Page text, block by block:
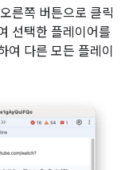
른쪽 버튼으로 클릭
선택한 플레이어를
여 다른 모든 플레이